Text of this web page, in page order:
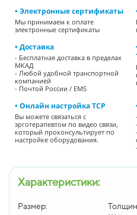
• Электронные сертификаты
Мы принимаем к оплате
электронные сертификаты
• Доставка
- Бесплатная доставка в пределах
МКАД
- Любой удобной транспортной
компанией
- Почтой России / EMS
• Онлайн настройка ТСР
Вы можете связаться с
эрготерапевтом по видео связи,
который проконсультирует по
настройке оборудования.
Характеристики:
Размер: